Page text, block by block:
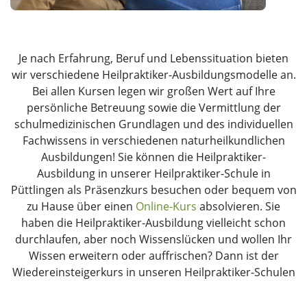
Je nach Erfahrung, Beruf und Lebenssituation bieten
wir verschiedene Heilpraktiker-Ausbildungsmodelle an.
Bei allen Kursen legen wir großen Wert auf Ihre
persönliche Betreuung sowie die Vermittlung der
schulmedizinischen Grundlagen und des individuellen
Fachwissens in verschiedenen naturheilkundlichen
Ausbildungen! Sie können die Heilpraktiker-
Ausbildung in unserer Heilpraktiker-Schule in
Püttlingen als Präsenzkurs besuchen oder bequem von
zu Hause über einen Online-Kurs absolvieren. Sie
haben die Heilpraktiker-Ausbildung vielleicht schon
durchlaufen, aber noch Wissenslücken und wollen Ihr
Wissen erweitern oder auffrischen? Dann ist der
Wiedereinsteigerkurs in unseren Heilpraktiker-Schulen